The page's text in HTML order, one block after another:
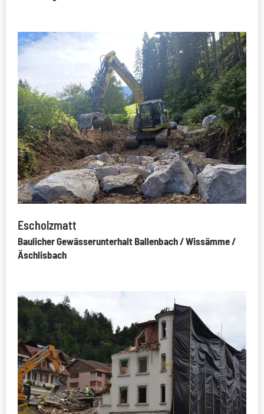
Escholzmatt
Baulicher Gewässerunterhalt Ballenbach / Wissämme /
Äschlisbach